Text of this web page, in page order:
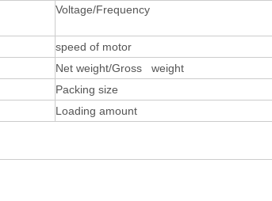
Voltage/Frequency
speed of motor
Net weight/Gross weight
Packing size
Loading amount